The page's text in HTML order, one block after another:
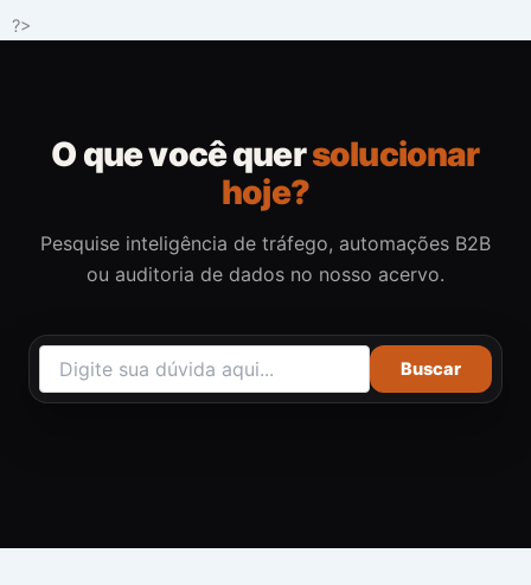
para
?>
O que você quersolucionar
hoje?
Pesquise inteligência de tráfego, automações B2B
ou auditoria de dados no nosso acervo.
Buscar